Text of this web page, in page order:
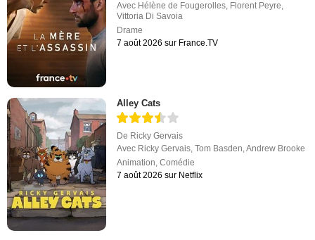
Avec Hélène de Fougerolles, Florent Peyre,
Vittoria Di Savoia
Drame
7 août 2026 sur France.TV
Alley Cats
De Ricky Gervais
Avec Ricky Gervais,Tom Basden,Andrew Brooke
Animation,Comédie
7 août 2026 sur Netflix